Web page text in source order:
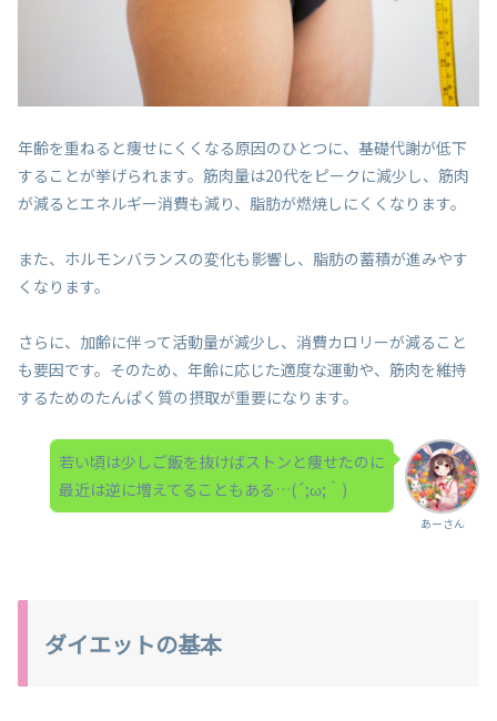
年齢を重ねると痩せにくくなる原因のひとつに、基礎代謝が低下
することが挙げられます。筋肉量は20代をピークに減少し、筋肉
が減るとエネルギー消費も減り、脂肪が燃焼しにくくなります。
また、ホルモンバランスの変化も影響し、脂肪の蓄積が進みやす
くなります。
さらに、加齢に伴って活動量が減少し、消費カロリーが減ること
も要因です。そのため、年齢に応じた適度な運動や、筋肉を維持
するためのたんぱく質の摂取が重要になります。
あーさん
若い頃は少しご飯を抜けばストンと痩せたのに
最近は逆に増えてることもある…(´;ω;｀)
ダイエットの基本